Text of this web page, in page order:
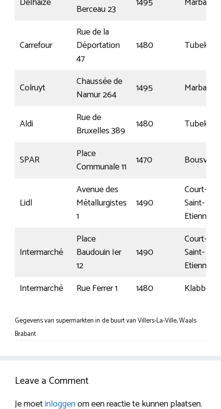
Berceau 23
Carrefour
Rue de la
Déportation
47
1480 Tubeke
Colruyt
Chaussée de
Namur 264
1495 Marbais
Aldi
Rue de
Bruxelles 389
1480 Tubeke
SPAR
Place
Communale 11
1470 Bousval
Lidl
Avenue des
Métallurgistes
1
1490
Court-
Saint-
Etienne
Intermarché
Place
Baudouin Ier
12
1490
Court-
Saint-
Etienne
Intermarché
Rue Ferrer 1 1480 Klabbeek
Gegevens van supermarkten in de buurt van Villers-La-Ville, Waals
Brabant
Leave a Comment
Je moetinloggenom een reactie te kunnen plaatsen.